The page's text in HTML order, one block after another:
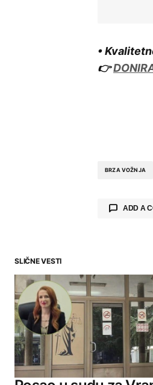
•
👉
BRZA VOŽNJA
ADD A
Your
SLIČNE VESTI